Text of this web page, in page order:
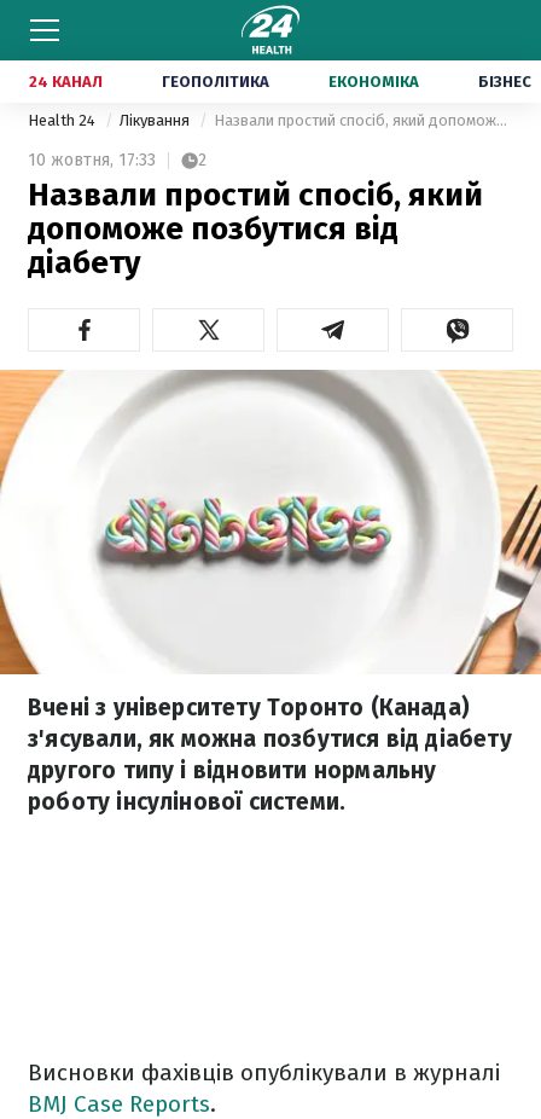
24 КАНАЛ ГЕОПОЛІТИКА ЕКОНОМІКА БІЗНЕС
Health 24 Лікування Назвали простий спосіб, який допоможе позбутися від діабету
10 жовтня, 17:33 2
Назвали простий спосіб, який
допоможе позбутися від
діабету
Вчені з університету Торонто (Канада)
з'ясували, як можна позбутися від діабету
другого типу і відновити нормальну
роботу інсулінової системи.
Висновки фахівців опублікували в журналі
BMJ Case Reports.